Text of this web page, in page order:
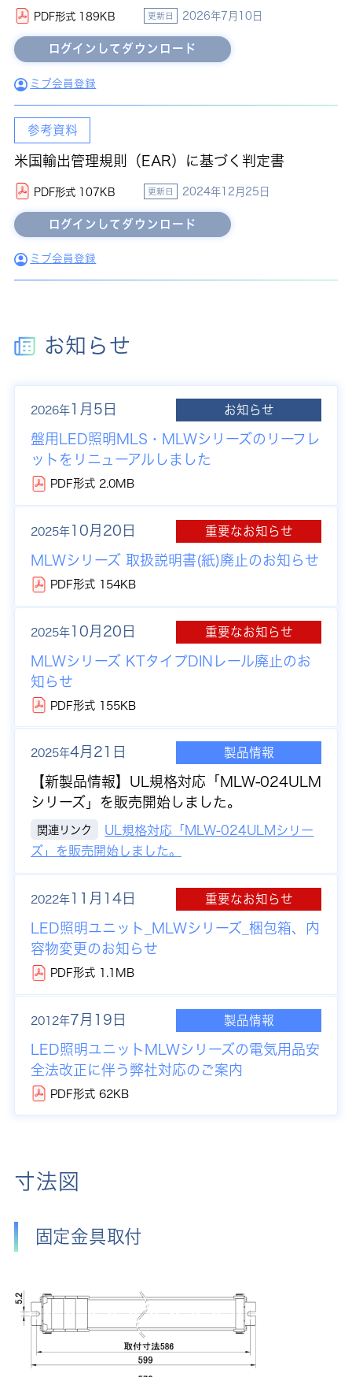
PDF形式 189KB 更新日 2026年7月10日
ミブ会員登録
参考資料
米国輸出管理規則（EAR）に基づく判定書
PDF形式 107KB 更新日 2024年12月25日
ミブ会員登録
お知らせ
2026年1月5日 お知らせ
盤用LED照明MLS・MLWシリーズのリーフレ
ットをリニューアルしました
PDF形式 2.0MB
2025年10月20日 重要なお知らせ
MLWシリーズ 取扱説明書(紙)廃止のお知らせ
PDF形式 154KB
2025年10月20日 重要なお知らせ
MLWシリーズ KTタイプDINレール廃止のお
知らせ
PDF形式 155KB
2025年4月21日 製品情報
【新製品情報】 UL規格対応「MLW-024ULM
シリーズ」を販売開始しました。
関連リンク
UL規格対応「MLW-024ULMシリー
ズ」を販売開始しました。
2022年11月14日 重要なお知らせ
LED照明ユニット_MLWシリーズ_梱包箱、内
容物変更のお知らせ
PDF形式 1.1MB
2012年7月19日 製品情報
LED照明ユニットMLWシリーズの電気用品安
全法改正に伴う弊社対応のご案内
PDF形式 62KB
寸法図
固定金具取付